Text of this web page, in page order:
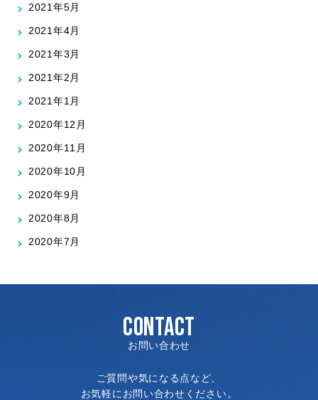
2021年5月
2021年4月
2021年3月
2021年2月
2021年1月
2020年12月
2020年11月
2020年10月
2020年9月
2020年8月
2020年7月
CONTACT
お問い合わせ
ご質問や気になる点など、
お気軽にお問い合わせください。